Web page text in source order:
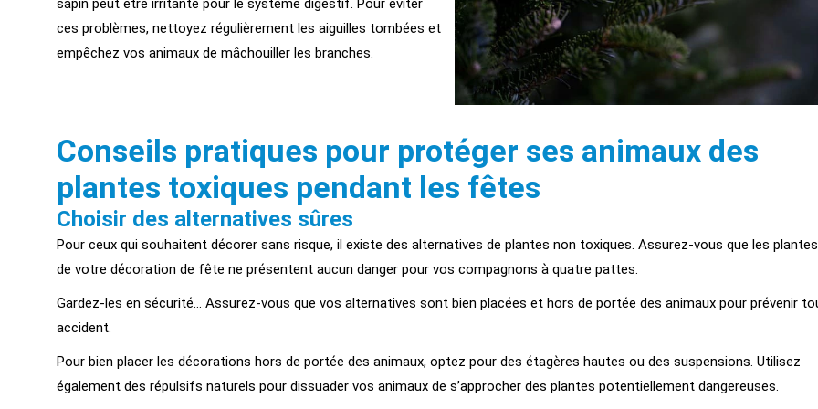
sapin peut être irritante pour le système digestif. Pour éviter
ces problèmes, nettoyez régulièrement les aiguilles tombées et
empêchez vos animaux de mâchouiller les branches.
Conseils pratiques pour protéger ses animaux des
plantes toxiques pendant les fêtes
Choisir des alternatives sûres
Pour ceux qui souhaitent décorer sans risque, il existe des alternatives de plantes non toxiques. Assurez-vous que les plantes
de votre décoration de fête ne présentent aucun danger pour vos compagnons à quatre pattes.
Gardez-les en sécurité… Assurez-vous que vos alternatives sont bien placées et hors de portée des animaux pour prévenir
accident.
Pour bien placer les décorations hors de portée des animaux, optez pour des étagères hautes ou des suspensions. Utilisez
également des répulsifs naturels pour dissuader vos animaux de s’approcher des plantes potentiellement dangereuses.